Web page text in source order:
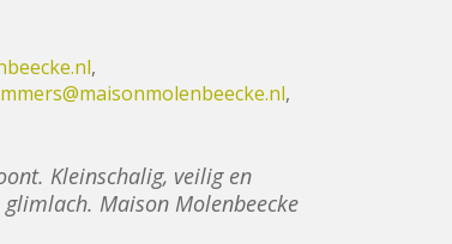
,
,
Kleinschalig, veilig en
Maison Molenbeecke